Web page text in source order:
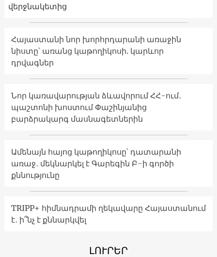
վերջնակետից
Հայաստանի նոր խորհրդարանի առաջին
նիստը՝ առանց կաթողիկոսի. կարևոր
դրվագներ
Նոր կառավարության ձևավորում ՀՀ-ում․
պաշտոնի խոստում Փաշինյանից
բարձրակարգ մասնագետներին
Ամենայն հայոց կաթողիկոսը՝ դատարանի
առաջ․ մեկնարկել է Գարեգին Բ-ի գործի
քննությունը
TRIPP+ հիմնադրամի ղեկավարը Հայաստանում
է․ ի՞նչ է քննարկվել
ԼՈՒՐԵՐ